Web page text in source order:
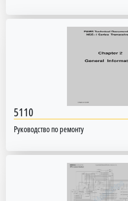
5110
Руководство по ремонту